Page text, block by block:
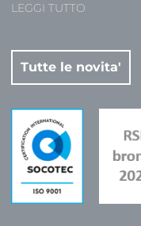
LEGGI TUTTO
Tutte le novita'